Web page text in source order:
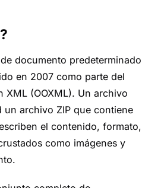
documento predeterminado
en 2007 como parte del
XML (OOXML). Un archivo
un archivo ZIP que contiene
el contenido, formato,
como imágenes y